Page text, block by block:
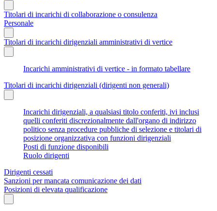
Titolari di incarichi di collaborazione o consulenza
Personale
Titolari di incarichi dirigenziali amministrativi di vertice
Incarichi amministrativi di vertice - in formato tabellare
Titolari di incarichi dirigenziali (dirigenti non generali)
Incarichi dirigenziali, a qualsiasi titolo conferiti, ivi inclusi
quelli conferiti discrezionalmente dall'organo di indirizzo
politico senza procedure pubbliche di selezione e titolari di
posizione organizzativa con funzioni dirigenziali
Posti di funzione disponibili
Ruolo dirigenti
Dirigenti cessati
Sanzioni per mancata comunicazione dei dati
Posizioni di elevata qualificazione